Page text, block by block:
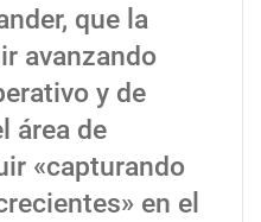
que la
avanzando
y de
área de
«capturando
en el